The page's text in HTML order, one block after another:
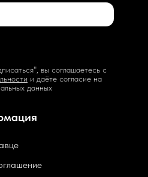
вы соглашаетесь с
и даёте согласие на
данных